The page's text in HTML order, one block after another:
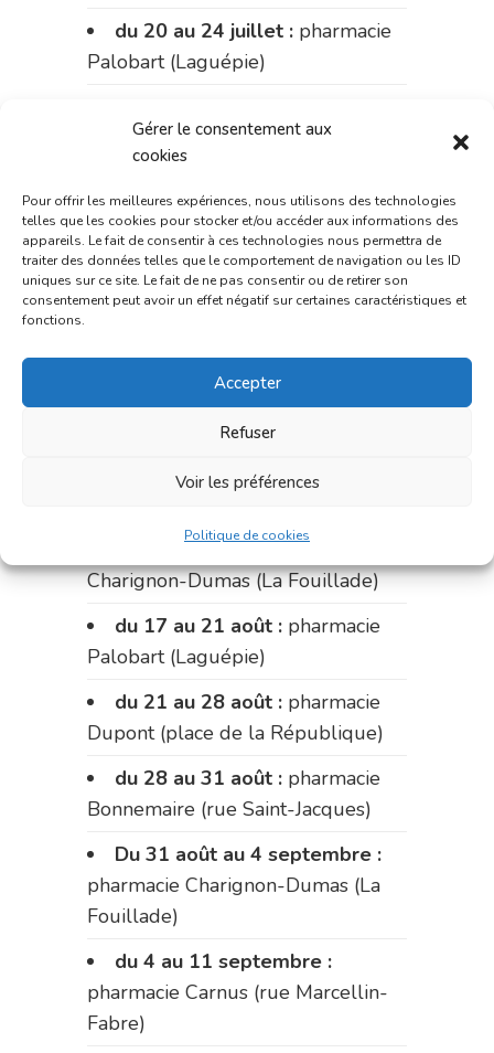
Gérer le consentement aux
cookies
Pour offrir les meilleures expériences, nous utilisons des technologies
telles que les cookies pour stocker et/ou accéder aux informations des
appareils. Le fait de consentir à ces technologies nous permettra de
traiter des données telles que le comportement de navigation ou les ID
uniques sur ce site. Le fait de ne pas consentir ou de retirer son
consentement peut avoir un effet négatif sur certaines caractéristiques et
fonctions.
Accepter
Refuser
Voir les préférences
Politique de cookies
du 20 au 24 juillet : pharmacie
Palobart (Laguépie)
du marché (2 allées Aristide
Briand)
du 31 juillet au 3 août :
pharmacie Fontanges
du 3 au 7 août :pharmacie
du 7 au 14 août :pharmacie
Bonnemaire (rue Saint-Jacques)
du 15 au 17 août :
du marché (2 allées Aristide
Le 17 août :pharmacie
Charignon-Dumas (La Fouillade)
du 17 au 21 août : pharmacie
Palobart (Laguépie)
du 21 au 28 août : pharmacie
Dupont (place de la République)
du 28 au 31 août : pharmacie
Bonnemaire (rue Saint-Jacques)
Du 31 août au 4 septembre :
pharmacie Charignon-Dumas (La
Fouillade)
du 4 au 11 septembre :
pharmacie Carnus (rue Marcellin-
Fabre)